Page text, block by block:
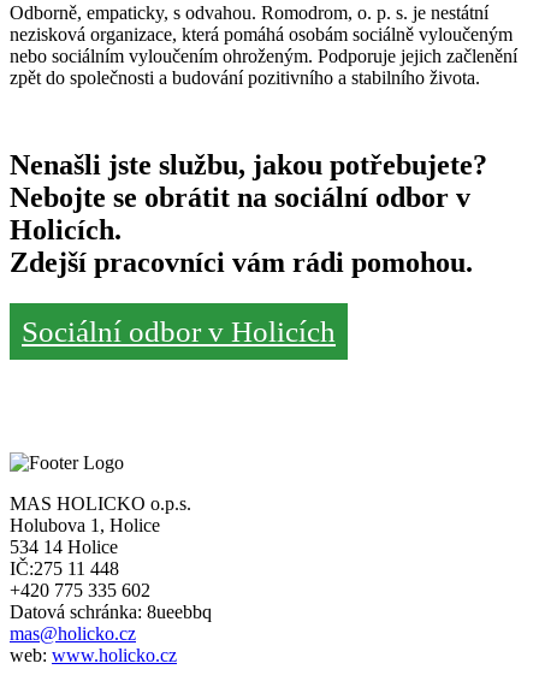
Odborně, empaticky, s odvahou. Romodrom, o. p. s. je nestátní
nezisková organizace, která pomáhá osobám sociálně vyloučeným
nebo sociálním vyloučením ohroženým. Podporuje jejich začlenění
zpět do společnosti a budování pozitivního a stabilního života.
Nenašli jste službu, jakou potřebujete?
Nebojte se obrátit na sociální odbor v
Holicích.
Zdejší pracovníci vám rádi pomohou.
Sociální odbor v Holicích
MAS HOLICKO o.p.s.
Holubova 1, Holice
534 14 Holice
IČ:275 11 448
+420 775 335 602
Datová schránka: 8ueebbq
mas@holicko.cz
web: www.holicko.cz